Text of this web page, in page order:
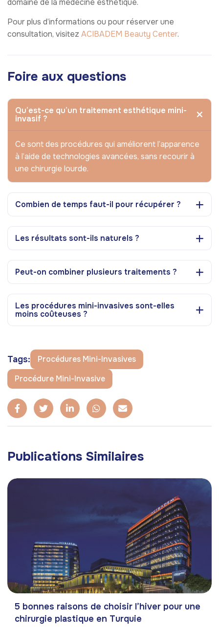
domaine de la médecine esthétique.
Pour plus d’informations ou pour réserver une
consultation, visitez ACIBADEM Beauty Center.
Foire aux questions
Qu’est-ce qu’un traitement esthétique mini-
invasif ?
Ce sont des procédures qui améliorent l’apparence
à l’aide de technologies avancées, sans recourir à
une chirurgie lourde.
Combien de temps faut-il pour récupérer ?
Les résultats sont-ils naturels ?
Peut-on combiner plusieurs traitements ?
Les procédures mini-invasives sont-elles
moins coûteuses ?
Tags:
Procédures Mini-Invasives
Procédure Mini-Invasive
Publications Similaires
5 bonnes raisons de choisir l’hiver pour une
chirurgie plastique en Turquie